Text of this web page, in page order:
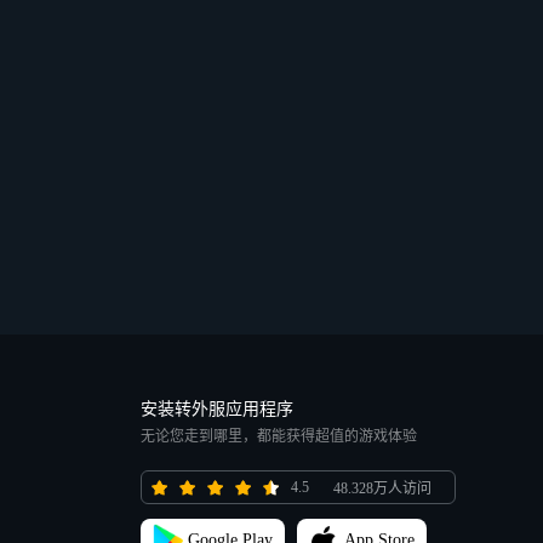
安装转外服应用程序
无论您走到哪里，都能获得超值的游戏体验
4.5 48.328万人访问